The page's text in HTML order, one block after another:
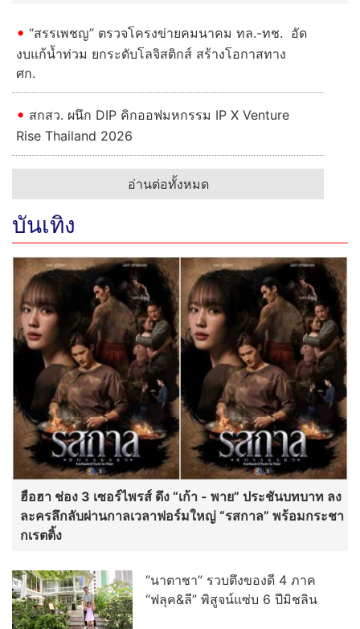
“สรรเพชญ” ตรวจโครงข่ายคมนาคม ทล.-ทช. อัด
งบแก้น้ำท่วม ยกระดับโลจิสติกส์ สร้างโอกาสทาง
ศก.
สกสว. ผนึก DIP คิกออฟมหกรรม IP X Venture
Rise Thailand 2026
อ่านต่อทั้งหมด
บันเทิง
ฮือฮา ช่อง 3 เซอร์ไพรส์ ดึง “เก้า - พาย” ประชันบทบาท ลง
ละครลึกลับผ่านกาลเวลาฟอร์มใหญ่ “รสกาล” พร้อมกระชา
กเรตติ้ง
“นาตาชา” รวบตึงของดี 4 ภาค
“ฟลุค&ลี” พิสูจน์แซ่บ 6 ปีมิชลิน